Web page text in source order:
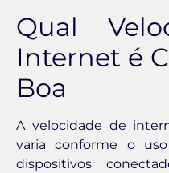
Qual
Internet é
Boa
A velocidade de
varia conforme o
dispositivos